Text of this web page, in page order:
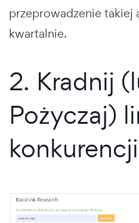
przeprowadzenie takiej
kwartalnie.
2. Kradnij
Pożyczaj)
konkurencji